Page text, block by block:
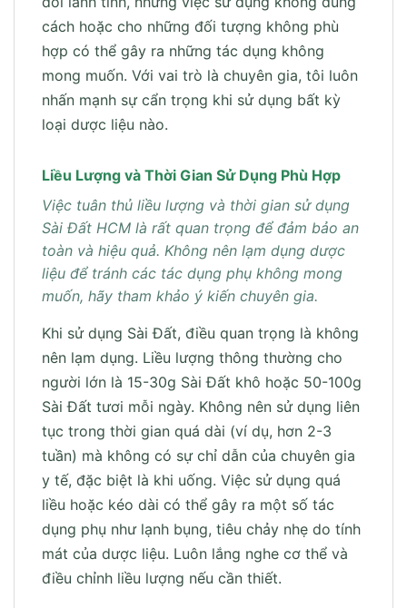
cách hoặc cho những đối tượng không phù
hợp có thể gây ra những tác dụng không
mong muốn. Với vai trò là chuyên gia, tôi luôn
nhấn mạnh sự cẩn trọng khi sử dụng bất kỳ
loại dược liệu nào.
Liều Lượng và Thời Gian Sử Dụng Phù Hợp
Việc tuân thủ liều lượng và thời gian sử dụng
Sài Đất HCM là rất quan trọng để đảm bảo an
toàn và hiệu quả. Không nên lạm dụng dược
liệu để tránh các tác dụng phụ không mong
muốn, hãy tham khảo ý kiến chuyên gia.
Khi sử dụng Sài Đất, điều quan trọng là không
nên lạm dụng. Liều lượng thông thường cho
người lớn là 15-30g Sài Đất khô hoặc 50-100g
Sài Đất tươi mỗi ngày. Không nên sử dụng liên
tục trong thời gian quá dài (ví dụ, hơn 2-3
tuần) mà không có sự chỉ dẫn của chuyên gia
y tế, đặc biệt là khi uống. Việc sử dụng quá
liều hoặc kéo dài có thể gây ra một số tác
dụng phụ như lạnh bụng, tiêu chảy nhẹ do tính
mát của dược liệu. Luôn lắng nghe cơ thể và
điều chỉnh liều lượng nếu cần thiết.